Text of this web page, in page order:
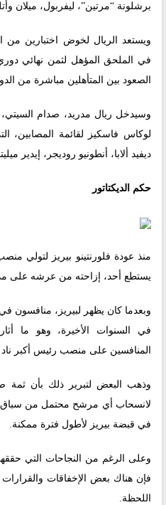
برشلونة “مرتين”، ليفربول، ميلان
ويستعد الريال لخوض اختبارين من
في الملحق المؤهل لثمن نهائي
الصعود بين المتأهلين مباشرة من
وسيدخل ريال مدريد، صدام
لوكاس فاسكيز لقائمة المصابين،
ديفيد ألابا، أنطونيو روديجر، إيدير
حكم الديكتاتور
يستطع أحد، إزاحته من عرشه على مدار 16 عاما حتى هذه
وبعدما كان يظهر لبيريز، منافسون في
في السنوات الأخيرة، وهو ما
المنافسين على منصب رئيس أكبر ناد
وذهب البعض لتبرير ذلك بأن ثمة
لانسحاب أي مرشح محتمل من سباق
في قبضة بيريز لأطول فترة ممكنة.
وعلى الرغم من النجاحات التي
فإن هناك بعض الإخفاقات
اللحظة.